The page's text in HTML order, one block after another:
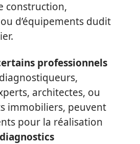
construction,
d’équipements dudit
professionnels
architectes, ou
immobiliers, peuvent
pour la réalisation